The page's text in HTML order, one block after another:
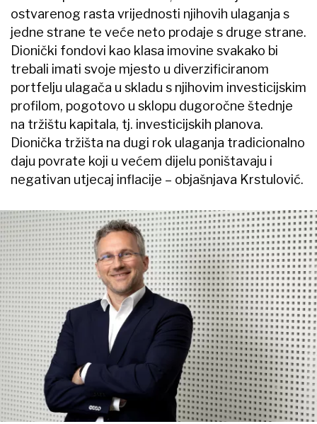
ostvarenog rasta vrijednosti njihovih ulaganja s
jedne strane te veće neto prodaje s druge strane.
Dionički fondovi kao klasa imovine svakako bi
trebali imati svoje mjesto u diverzificiranom
portfelju ulagača u skladu s njihovim investicijskim
profilom, pogotovo u sklopu dugoročne štednje
na tržištu kapitala, tj. investicijskih planova.
Dionička tržišta na dugi rok ulaganja tradicionalno
daju povrate koji u većem dijelu poništavaju i
negativan utjecaj inflacije – objašnjava Krstulović.